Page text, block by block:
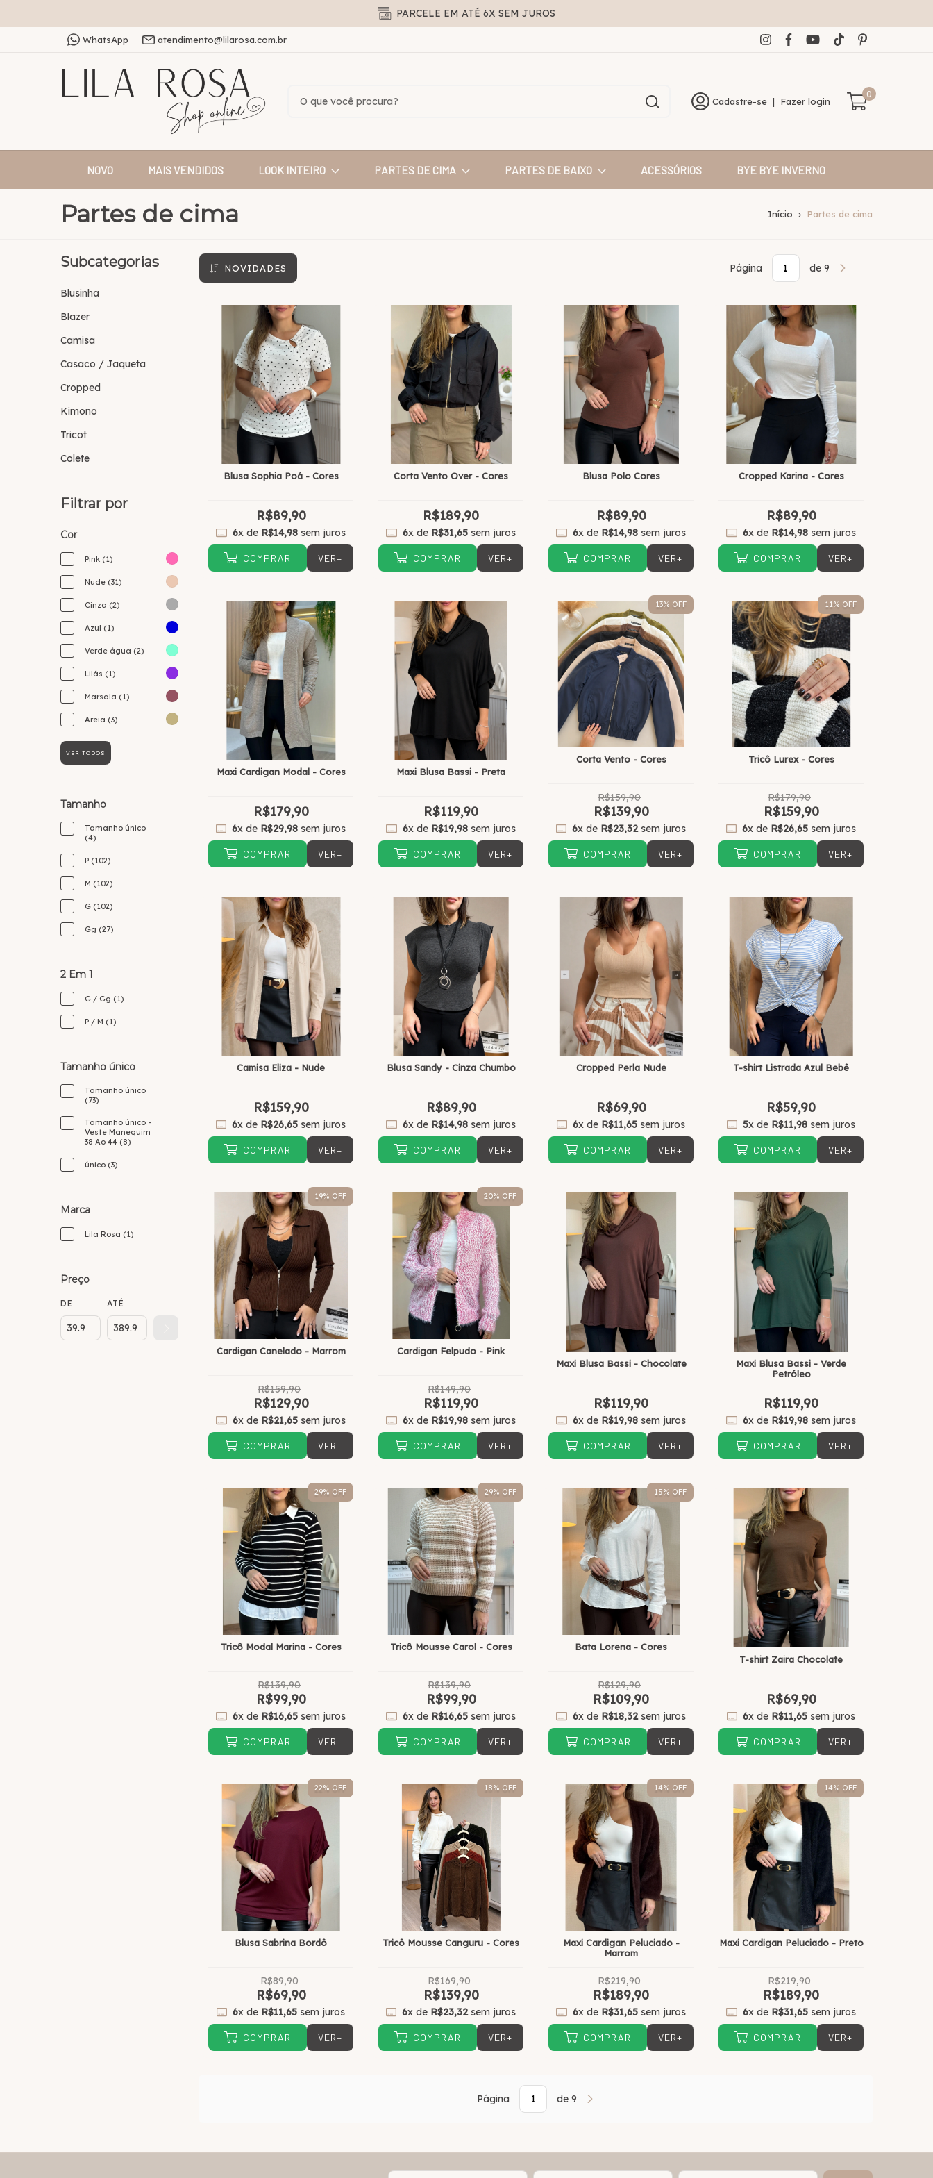
PARCELE EM ATÉ 6X SEM JUROS
WhatsApp atendimento@lilarosa.com.br
Cadastre-se | Fazer login
0
NOVO MAIS VENDIDOS LOOK INTEIRO PARTES DE CIMA PARTES DE BAIXO ACESSÓRIOS BYE BYE INVERNO
Partes de cima Início Partes de cima
Subcategorias
Blusinha
Blazer
Camisa
Casaco / Jaqueta
Cropped
Kimono
Tricot
Colete
Filtrar por
Cor
Pink (1)
Nude (31)
Cinza (2)
Azul (1)
Verde água (2)
Lilás (1)
Marsala (1)
Areia (3)
VER TODOS
Tamanho
Tamanho único
(4)
P (102)
M (102)
G (102)
Gg (27)
2 Em 1
G / Gg (1)
P / M (1)
Tamanho único
Tamanho único
(73)
Tamanho único -
Veste Manequim
38 Ao 44 (8)
único (3)
Marca
Lila Rosa (1)
Preço
DE ATÉ
NOVIDADES Página de 9
Blusa Sophia Poá - Cores
R$89,90
6x de R$14,98sem juros
COMPRAR VER+
Corta Vento Over - Cores
R$189,90
6x de R$31,65sem juros
COMPRAR VER+
Blusa Polo Cores
R$89,90
6x de R$14,98sem juros
COMPRAR VER+
Cropped Karina - Cores
R$89,90
6x de R$14,98sem juros
COMPRAR VER+
Maxi Cardigan Modal - Cores
R$179,90
6x de R$29,98 sem juros
COMPRAR VER+
Maxi Blusa Bassi - Preta
R$119,90
6x de R$19,98sem juros
COMPRAR VER+
13% OFF
Corta Vento - Cores
R$159,90
R$139,90
6x de R$23,32sem juros
COMPRAR VER+
11% OFF
Tricô Lurex - Cores
R$179,90
R$159,90
6x de R$26,65 sem juros
COMPRAR VER+
Camisa Eliza - Nude
R$159,90
6x de R$26,65 sem juros
COMPRAR VER+
Blusa Sandy - Cinza Chumbo
R$89,90
6x de R$14,98sem juros
COMPRAR VER+
Cropped Perla Nude
R$69,90
6x de R$11,65 sem juros
COMPRAR VER+
T-shirt Listrada Azul Bebê
R$59,90
5x de R$11,98 sem juros
COMPRAR VER+
19% OFF
Cardigan Canelado - Marrom
R$159,90
R$129,90
6x de R$21,65sem juros
COMPRAR VER+
20% OFF
Cardigan Felpudo - Pink
R$149,90
R$119,90
6x de R$19,98sem juros
COMPRAR VER+
Maxi Blusa Bassi - Chocolate
R$119,90
6x de R$19,98sem juros
COMPRAR VER+
Maxi Blusa Bassi - Verde
Petróleo
R$119,90
6x de R$19,98sem juros
COMPRAR VER+
29% OFF
Tricô Modal Marina - Cores
R$139,90
R$99,90
6x de R$16,65sem juros
COMPRAR VER+
29% OFF
Tricô Mousse Carol - Cores
R$139,90
R$99,90
6x de R$16,65sem juros
COMPRAR VER+
15% OFF
Bata Lorena - Cores
R$129,90
R$109,90
6x de R$18,32sem juros
COMPRAR VER+
T-shirt Zaira Chocolate
R$69,90
6x de R$11,65 sem juros
COMPRAR VER+
22% OFF
Blusa Sabrina Bordô
R$89,90
R$69,90
6x de R$11,65 sem juros
COMPRAR VER+
18% OFF
Tricô Mousse Canguru - Cores
R$169,90
R$139,90
6x de R$23,32sem juros
COMPRAR VER+
14% OFF
Maxi Cardigan Peluciado -
Marrom
R$219,90
R$189,90
6x de R$31,65sem juros
COMPRAR VER+
14% OFF
Maxi Cardigan Peluciado - Preto
R$219,90
R$189,90
6x de R$31,65sem juros
COMPRAR VER+
Página de 9